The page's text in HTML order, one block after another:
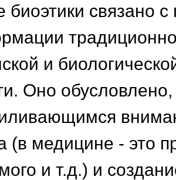
биоэтики связано
и
Оно
(в медицине - это
и т.д.) и